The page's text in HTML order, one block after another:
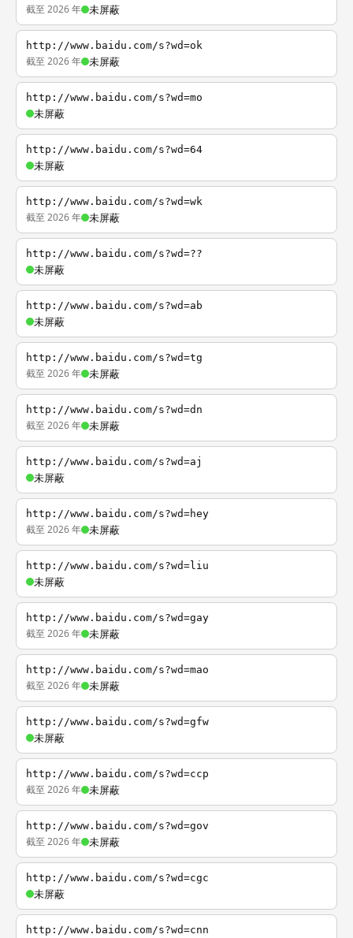
截至 2026 年 未屏蔽
http://www.baidu.com/s?wd=ok
截至 2026 年 未屏蔽
http://www.baidu.com/s?wd=mo
未屏蔽
http://www.baidu.com/s?wd=64
未屏蔽
http://www.baidu.com/s?wd=wk
截至 2026 年 未屏蔽
http://www.baidu.com/s?wd=??
未屏蔽
http://www.baidu.com/s?wd=ab
未屏蔽
http://www.baidu.com/s?wd=tg
截至 2026 年 未屏蔽
http://www.baidu.com/s?wd=dn
截至 2026 年 未屏蔽
http://www.baidu.com/s?wd=aj
未屏蔽
http://www.baidu.com/s?wd=hey
截至 2026 年 未屏蔽
http://www.baidu.com/s?wd=liu
未屏蔽
http://www.baidu.com/s?wd=gay
截至 2026 年 未屏蔽
http://www.baidu.com/s?wd=mao
截至 2026 年 未屏蔽
http://www.baidu.com/s?wd=gfw
未屏蔽
http://www.baidu.com/s?wd=ccp
截至 2026 年 未屏蔽
http://www.baidu.com/s?wd=gov
截至 2026 年 未屏蔽
http://www.baidu.com/s?wd=cgc
未屏蔽
http://www.baidu.com/s?wd=cnn